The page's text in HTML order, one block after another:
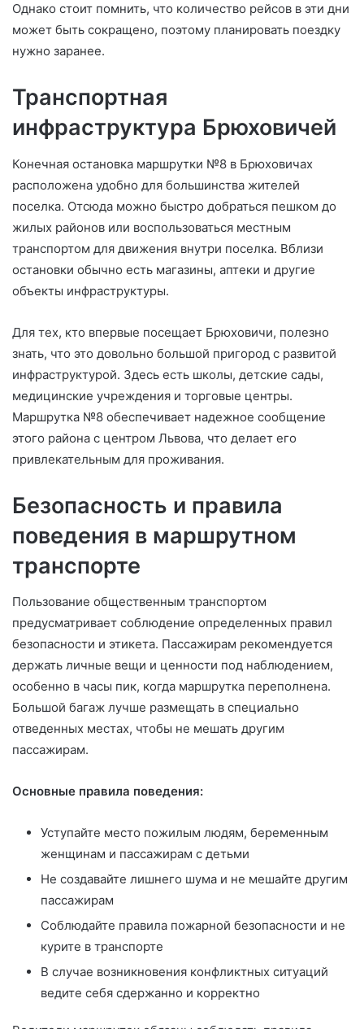
Однако стоит помнить, что количество рейсов в эти дни
может быть сокращено, поэтому планировать поездку
нужно заранее.
Транспортная
инфраструктура Брюховичей
Конечная остановка маршрутки №8 в Брюховичах
расположена удобно для большинства жителей
поселка. Отсюда можно быстро добраться пешком до
жилых районов или воспользоваться местным
транспортом для движения внутри поселка. Вблизи
остановки обычно есть магазины, аптеки и другие
объекты инфраструктуры.
Для тех, кто впервые посещает Брюховичи, полезно
знать, что это довольно большой пригород с развитой
инфраструктурой. Здесь есть школы, детские сады,
медицинские учреждения и торговые центры.
Маршрутка №8 обеспечивает надежное сообщение
этого района с центром Львова, что делает его
привлекательным для проживания.
Безопасность и правила
поведения в маршрутном
транспорте
Пользование общественным транспортом
предусматривает соблюдение определенных правил
безопасности и этикета. Пассажирам рекомендуется
держать личные вещи и ценности под наблюдением,
особенно в часы пик, когда маршрутка переполнена.
Большой багаж лучше размещать в специально
отведенных местах, чтобы не мешать другим
пассажирам.
Основные правила поведения:
Уступайте место пожилым людям, беременным
женщинам и пассажирам с детьми
Не создавайте лишнего шума и не мешайте другим
пассажирам
Соблюдайте правила пожарной безопасности и не
курите в транспорте
В случае возникновения конфликтных ситуаций
ведите себя сдержанно и корректно